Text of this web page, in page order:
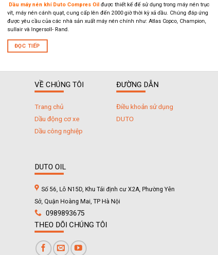
Dầu máy nén khí Duto Compres Oil được thiết kế đế sử dụng trong máy nén trục
vít, máy nén cánh quạt, cung cấp lên đến 2000 giờ thời kỳ xả dầu. Chúng đáp ứng
được yêu cầu của các nhà sản xuất máy nén chính như: Atlas Copco, Champion,
sullair và Ingersoll- Rand.
ĐỌC TIẾP
VỀ CHÚNG TÔI
Trang chủ
Dầu động cơ xe
Dầu công nghiệp
ĐƯỜNG DẪN
Điều khoản sử dụng
DUTO
DUTO OIL
Số 56, Lô N15D, Khu Tái định cư X2A, Phường Yên
Sở, Quận Hoàng Mai, TP Hà Nội
0989893675
THEO DÕI CHÚNG TÔI